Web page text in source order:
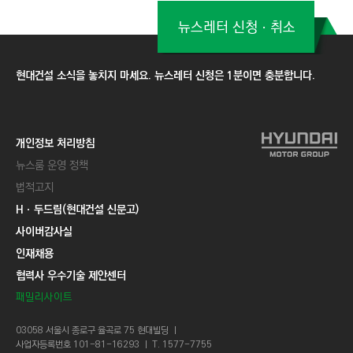
현대건설 소식을 놓치지 마세요. 뉴스레터 신청은 1분이면 충분합니다.
뉴스레터 신청ㆍ취소
개인정보 처리방침
뉴스룸 운영 정책
법적고지
Hㆍ두드림(현대건설 신문고)
사이버감사실
인재채용
협력사 우수기술 제안센터
패밀리사이트
03058 서울시 종로구 율곡로 75 현대빌딩 ㅣ
사업자등록번호 101-81-16293 ㅣ T. 1577-7755